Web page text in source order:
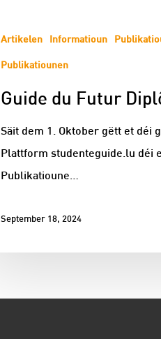
Artikelen Informatioun
Publikatiounen
Guide du Futur
Säit dem 1. Oktober gëtt et déi
Plattform studenteguide.lu déi
Publikatioune…
September 18, 2024